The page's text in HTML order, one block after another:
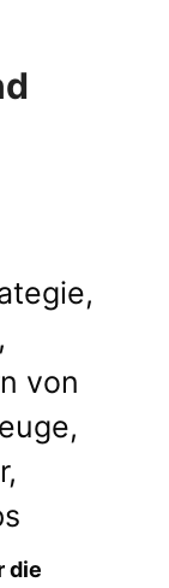
von
die